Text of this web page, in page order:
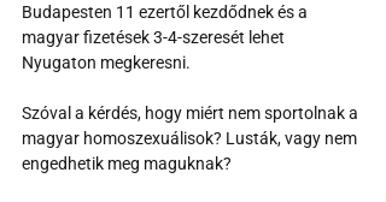
Budapesten 11 ezertől kezdődnek és a
magyar fizetések 3-4-szeresét lehet
Nyugaton megkeresni.
Szóval a kérdés, hogy miért nem sportolnak a
magyar homoszexuálisok? Lusták, vagy nem
engedhetik meg maguknak?